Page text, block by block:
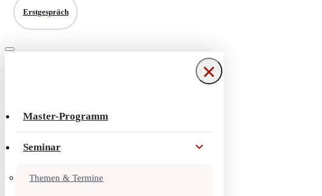
Erstgespräch
Navigationsmenü
Navigationsmenü
Master-Programm
Seminar
Themen & Termine